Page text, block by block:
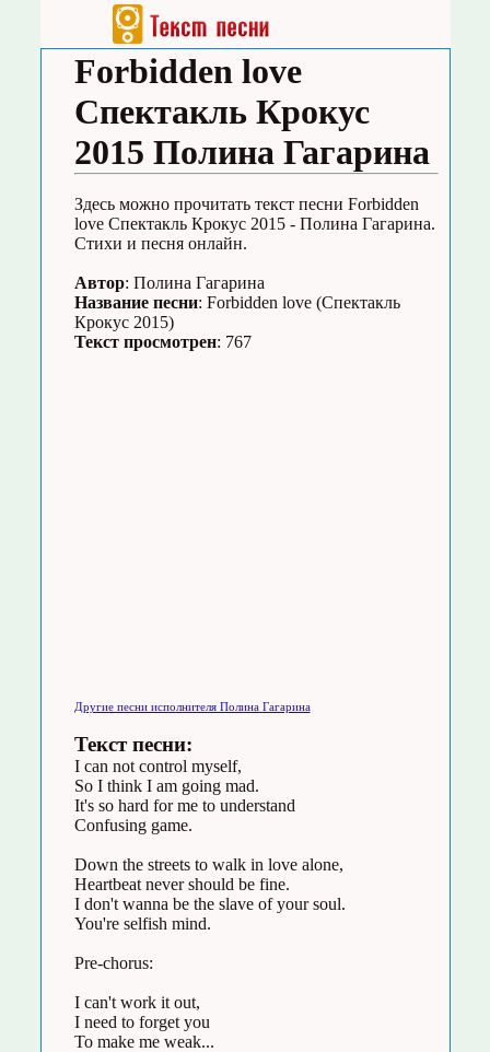
Forbidden love
Спектакль Крокус
2015 Полина Гагарина
Здесь можно прочитать текст песни Forbidden
love Спектакль Крокус 2015 - Полина Гагарина.
Стихи и песня онлайн.
Автор: Полина Гагарина
Название песни: Forbidden love (Спектакль
Крокус 2015)
Текст просмотрен: 767
Другие песни исполнителя Полина Гагарина
Текст песни:
I can not control myself,
So I think I am going mad.
It's so hard for me to understand
Confusing game.
Down the streets to walk in love alone,
Heartbeat never should be fine.
I don't wanna be the slave of your soul.
You're selfish mind.
Pre-chorus:
I can't work it out,
I need to forget you
To make me weak...